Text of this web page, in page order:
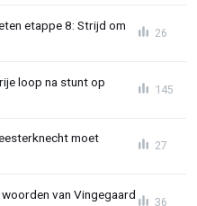
etappe 8: Strijd om
26
loop na stunt op
145
moet
27
van Vingegaard
36